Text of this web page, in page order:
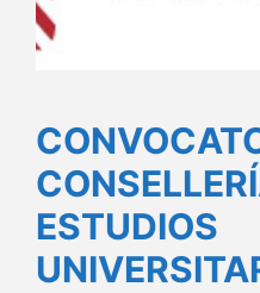
ESTUDIOS